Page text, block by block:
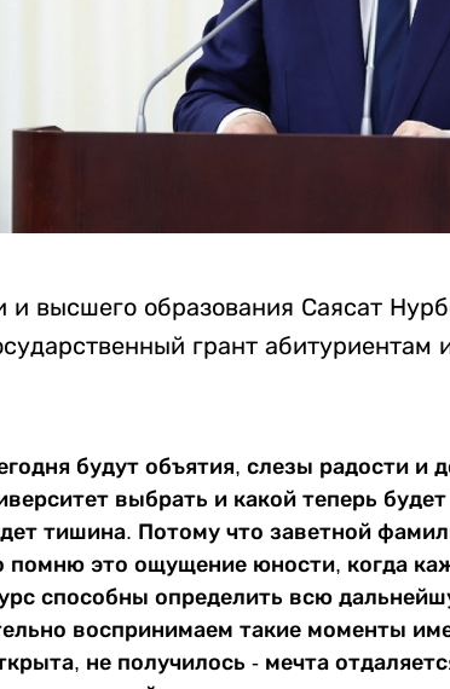
и высшего образования Саясат
грант абитуриентам
будут объятия, слезы радости и
выбрать и какой теперь
тишина. Потому что заветной
помню это ощущение юности, когда
способны определить всю
воспринимаем такие моменты
не получилось - мечта